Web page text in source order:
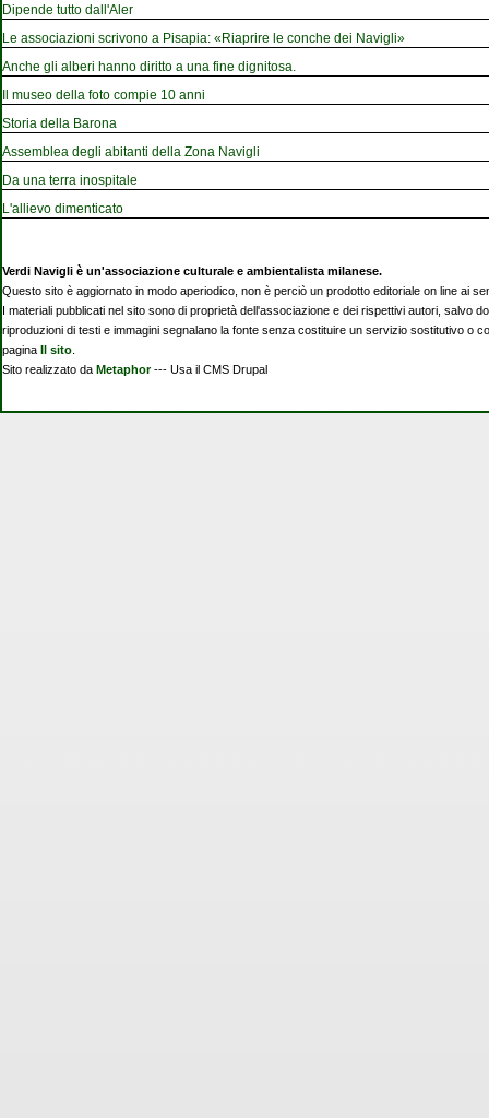
Dipende tutto dall'Aler
Le associazioni scrivono a Pisapia: «Riaprire le conche dei Navigli»
Anche gli alberi hanno diritto a una fine dignitosa.
Il museo della foto compie 10 anni
Storia della Barona
Assemblea degli abitanti della Zona Navigli
Da una terra inospitale
L'allievo dimenticato
Verdi Navigli è un'associazione culturale e ambientalista milanese.
Questo sito è aggiornato in modo aperiodico, non è perciò un prodotto editoriale on line ai
I materiali pubblicati nel sito sono di proprietà dell'associazione e dei rispettivi autori, salvo
riproduzioni di testi e immagini segnalano la fonte senza costituire un servizio sostitutivo o
pagina Il sito
Sito realizzato da Metaphor--- Usa il CMS Drupal